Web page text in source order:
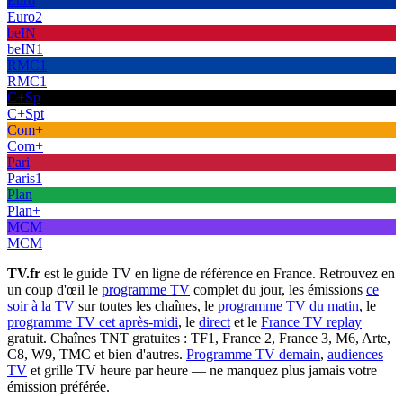
Euro2
beIN
beIN1
RMC1
RMC1
C+Sp
C+Spt
Com+
Com+
Pari
Paris1
Plan
Plan+
MCM
MCM
TV.fr est le guide TV en ligne de référence en France. Retrouvez en
un coup d'œil le programme TV complet du jour, les émissions ce
soir à la TV sur toutes les chaînes, le programme TV du matin, le
programme TV cet après-midi, le direct et le France TV replay
gratuit. Chaînes TNT gratuites : TF1, France 2, France 3, M6, Arte,
C8, W9, TMC et bien d'autres. Programme TV demain, audiences
TV et grille TV heure par heure — ne manquez plus jamais votre
émission préférée.